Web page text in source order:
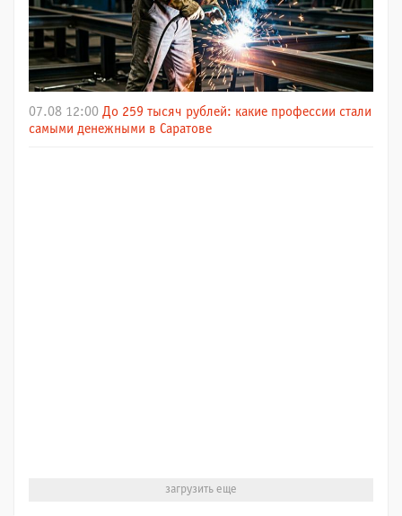
07.08 12:00 До 259 тысяч рублей: какие профессии стали
самыми денежными в Саратове
загрузить еще